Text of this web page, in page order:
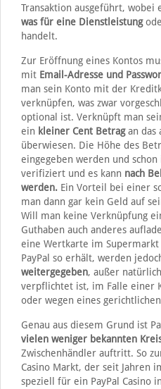
Transaktion ausgeführt, wobei
was für eine Dienstleistung
handelt.
Zur Eröffnung eines Kontos
mit Email-Adresse und
man sein Konto mit der
verknüpfen, was zwar
optional ist. Verknüpft man
ein kleiner Cent Betragan das
überwiesen. Die Höhe des
eingegeben werden und
verifiziert und es kann nach
werden.Ein Vorteil bei einer
man dann gar kein Geld auf
Will man keine Verknüpfung
Guthaben auch anderes
eine Wertkarte im
PayPal so erhält, werden
weitergegeben, außer
verpflichtet ist, im Falle einer
oder wegen eines gerichtlichen
Genau aus diesem Grund ist
vielen weniger bekannten
Zwischenhändler auftritt. So
Casino Markt, der seit Jahren
speziell für ein PayPal Casino